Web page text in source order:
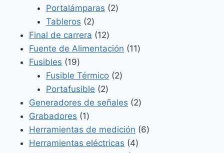
productos
Portalámparas 22
Tableros 22
productos
Final de carrera 1212
productos
Fuente de Alimentación 1111
Fusibles 1919
productos
Fusible Térmico 22
Portafusible 22
productos
Generadores de señales 22
Grabadores 11
producto
Herramientas de medición 66
Herramientas eléctricas 44